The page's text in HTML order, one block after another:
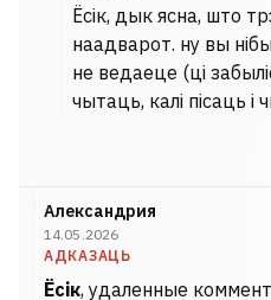
Ёсік, дык ясна, што
наадварот. ну вы
не ведаеце (ці
чытаць, калі пісаць
Александрия
14.05.2026
АДКАЗАЦЬ
Ёсік, удаленные